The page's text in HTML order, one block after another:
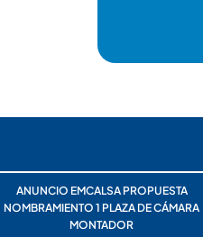
ANUNCIO EMCALSA PROPUESTA
NOMBRAMIENTO 1 PLAZA DE CÁMARA
MONTADOR